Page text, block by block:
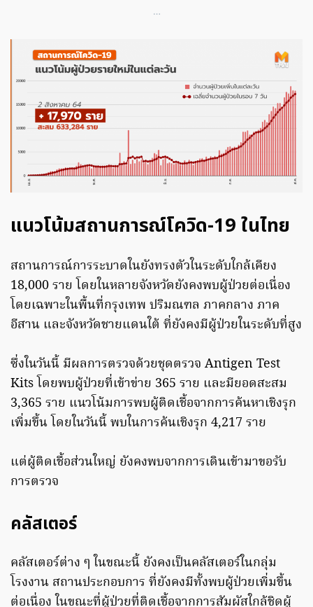
…
แนวโน้มสถานการณ์โควิด-19 ในไทย
สถานการณ์การระบาดในยังทรงตัวในระดับใกล้เคียง
18,000 ราย โดยในหลายจังหวัดยังคงพบผู้ป่วยต่อเนื่อง
โดยเฉพาะในพื้นที่กรุงเทพ ปริมณฑล ภาคกลาง ภาค
อีสาน และจังหวัดชายแดนใต้ ที่ยังคงมีผู้ป่วยในระดับที่สูง
ซึ่งในวันนี้ มีผลการตรวจด้วยชุดตรวจ Antigen Test
Kits โดยพบผู้ป่วยที่เข้าข่าย 365 ราย และมียอดสะสม
3,365 ราย แนวโน้มการพบผู้ติดเชื้อจากการค้นหาเชิงรุก
เพิ่มขึ้น โดยในวันนี้ พบในการค้นเชิงรุก 4,217 ราย
แต่ผู้ติดเชื้อส่วนใหญ่ ยังคงพบจากการเดินเข้ามาขอรับ
การตรวจ
คลัสเตอร์
คลัสเตอร์ต่าง ๆ ในขณะนี้ ยังคงเป็นคลัสเตอร์ในกลุ่ม
โรงงาน สถานประกอบการ ที่ยังคงมีทั้งพบผู้ป่วยเพิ่มขึ้น
ต่อเนื่อง ในขณะที่ผู้ป่วยที่ติดเชื้อจากการสัมผัสใกล้ชิดผู้